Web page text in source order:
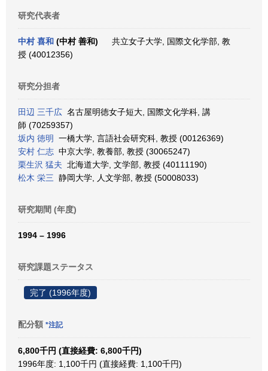
研究代表者
中村 喜和 (中村 善和)
共立女子大学, 国際文化学部, 教
授 (40012356)
研究分担者
田辺 三千広 名古屋明徳女子短大, 国際文化学科, 講
師 (70259357)
坂内 徳明
一橋大学, 言語社会研究科, 教授 (00126369)
安村 仁志 中京大学, 教養部, 教授 (30065247)
栗生沢 猛夫 北海道大学, 文学部, 教授 (40111190)
松木 栄三 静岡大学, 人文学部, 教授 (50008033)
研究期間 (年度)
1994 – 1996
研究課題ステータス
完了 (1996年度)
配分額 *注記
6,800千円 (直接経費: 6,800千円)
1996年度: 1,100千円 (直接経費: 1,100千円)